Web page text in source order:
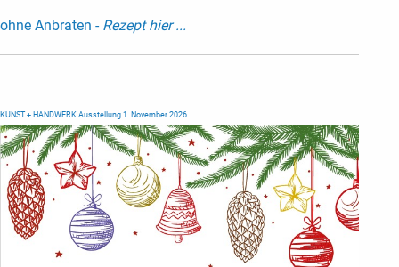
ohne Anbraten - Rezept hier ...
KUNST + HANDWERK Ausstellung 1. November 2026